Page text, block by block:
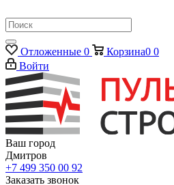
Отложенные 0 Корзина0 0
Войти
Ваш город
Дмитров
+7 499 350 00 92
Заказать звонок